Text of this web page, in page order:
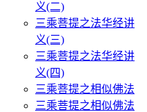
义(二)
三乘菩提之法华经讲
义(三)
三乘菩提之法华经讲
义(四)
三乘菩提之相似佛法
三乘菩提之相似佛法